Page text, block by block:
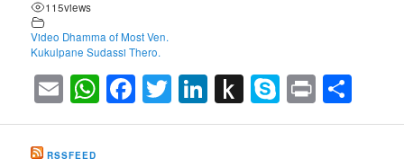
115views
Video Dhamma of Most Ven.
Kukulpane Sudassi Thero.
EmailWhatsApp
Facebook
Twitter
LinkedIn
Push
to
Skype
Print
RSSFEED